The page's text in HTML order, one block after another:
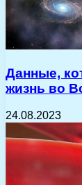
Данные,
жизнь во
24.08.2023